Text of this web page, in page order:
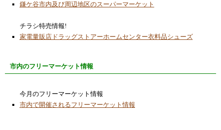
鎌ケ谷市内及び周辺地区のスーパーマーケット
チラシ特売情報!
家電量販店ドラッグストアーホームセンター衣料品シューズ
市内のフリーマーケット情報
今月のフリーマーケット情報
市内で開催されるフリーマーケット情報